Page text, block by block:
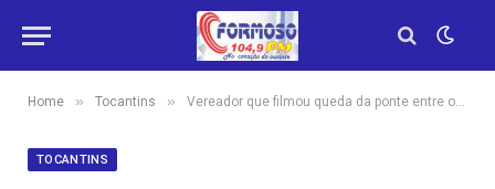
Home » Tocantins » Vereador que filmou queda da ponte entre o TO e o MA diz que realidade da região mudou: ‘A gente sofre junto’
TOCANTINS